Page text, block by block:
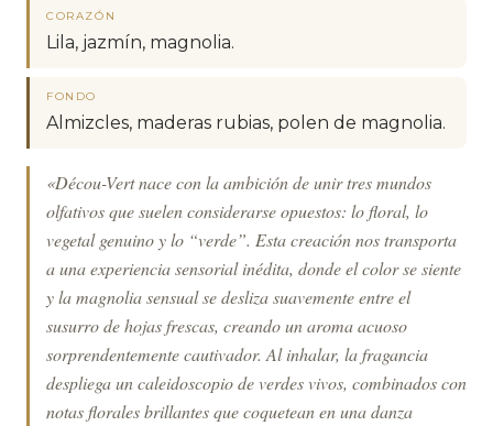
CORAZÓN
Lila, jazmín, magnolia.
FONDO
Almizcles, maderas rubias, polen de magnolia.
«Décou-Vert nace con la ambición de unir tres mundos
olfativos que suelen considerarse opuestos: lo floral, lo
vegetal genuino y lo “verde”. Esta creación nos transporta
a una experiencia sensorial inédita, donde el color se siente
y la magnolia sensual se desliza suavemente entre el
susurro de hojas frescas, creando un aroma acuoso
sorprendentemente cautivador. Al inhalar, la fragancia
despliega un caleidoscopio de verdes vivos, combinados con
notas florales brillantes que coquetean en una danza